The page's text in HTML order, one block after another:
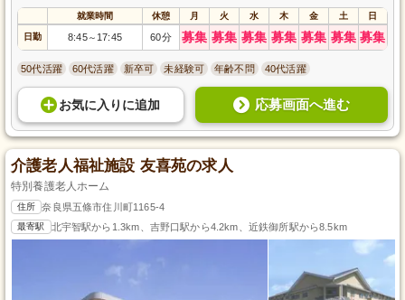
就業時間 休憩 月 火 水 木 金 土 日
日勤 8:45～ 17:45 60分 募集 募集 募集 募集 募集 募集 募集
50代活躍 60代活躍 新卒可 未経験可 年齢不問 40代活躍
お気に入り に追加 応募画面へ進む
介護老人福祉施設 友喜苑の求人
特別養護老人ホーム
住所 奈良県五條市住川町1165-4
最寄駅 北宇智駅から1.3km、吉野口駅から4.2km、近鉄御所駅から8.5km